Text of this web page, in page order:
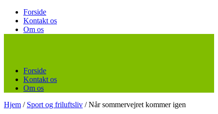
Forside
Kontakt os
Om os
Forside
Kontakt os
Om os
Hjem / Sport og friluftsliv / Når sommervejret kommer igen